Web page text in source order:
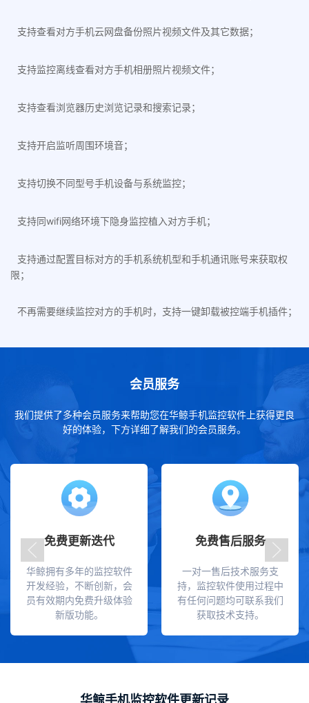
支持查看对方手机云网盘备份照片视频文件及其它数据；
支持监控离线查看对方手机相册照片视频文件；
支持查看浏览器历史浏览记录和搜索记录；
支持开启监听周围环境音；
支持切换不同型号手机设备与系统监控；
支持同wifi网络环境下隐身监控植入对方手机；
支持通过配置目标对方的手机系统机型和手机通讯账号来获取权
限；
不再需要继续监控对方的手机时，支持一键卸载被控端手机插件；
会员服务
我们提供了多种会员服务来帮助您在华鲸手机监控软件上获得更良
好的体验，下方详细了解我们的会员服务。
免费更新迭代
华鲸拥有多年的监控软件
开发经验，不断创新，会
员有效期内免费升级体验
新版功能。
免费售后服务
一对一售后技术服务支
持，监控软件使用过程中
有任何问题均可联系我们
获取技术支持。
华鲸手机监控软件更新记录